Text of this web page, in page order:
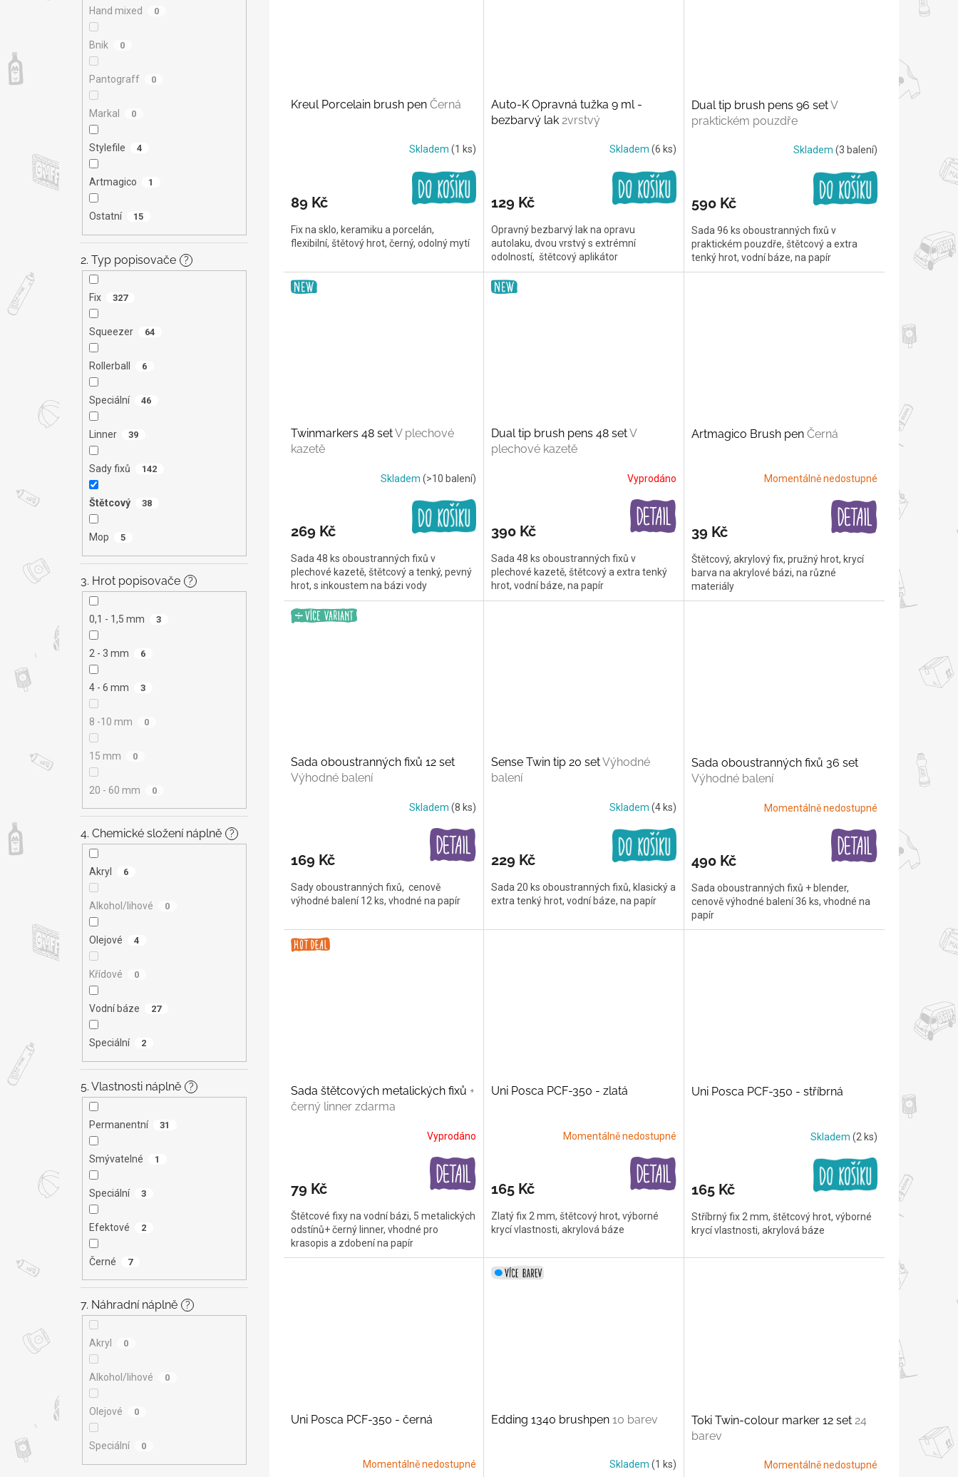
Hand mixed 0
Bnik 0
Pantograff 0
Markal 0
Stylefile 4
Artmagico 1
Ostatní 15
2. Typ popisovače ?
Fix 327
Squeezer 64
Rollerball 6
Speciální 46
Linner 39
Sady fixů 142
Štětcový 38
Mop 5
3. Hrot popisovače ?
0,1 - 1,5 mm 3
2 - 3 mm 6
4 - 6 mm 3
8 -10 mm 0
15 mm 0
20 - 60 mm 0
4. Chemické složení náplně ?
Akryl 6
Alkohol/lihové 0
Olejové 4
Křídové 0
Vodní báze 27
Speciální 2
5. Vlastnosti náplně ?
Permanentní 31
Smývatelné 1
Speciální 3
Efektové 2
Černé 7
7. Náhradní náplně ?
Akryl 0
Alkohol/lihové 0
Olejové 0
Speciální 0
Kreul Porcelain brush pen Černá
Skladem (1 ks)
89 Kč
Fix na sklo, keramiku a porcelán,
flexibilní, štětový hrot, černý, odolný mytí
Auto-K Opravná tužka 9 ml -
bezbarvý lak 2vrstvý
Skladem (6 ks)
129 Kč
Opravný bezbarvý lak na opravu
autolaku, dvou vrstvý s extrémní
odolností, štětcový aplikátor
Dual tip brush pens 96 setV
praktickém pouzdře
Skladem (3 balení)
590 Kč
Sada 96 ks oboustranných fixů v
praktickém pouzdře, štětcový a extra
tenký hrot, vodní báze, na papír
Twinmarkers 48 setV plechové
kazetě
Skladem (>10 balení)
269 Kč
Sada 48 ks oboustranných fixů v
plechové kazetě, štětcový a tenký, pevný
hrot, s inkoustem na bázi vody
Dual tip brush pens 48 setV
plechové kazetě
Vyprodáno
390 Kč
Sada 48 ks oboustranných fixů v
plechové kazetě, štětcový a extra tenký
hrot, vodní báze, na papír
Artmagico Brush pen Černá
Momentálně nedostupné
39 Kč
Štětcový, akrylový fix, pružný hrot, krycí
barva na akrylové bázi, na různé
materiály
Sada oboustranných fixů 12 set
Výhodné balení
Skladem (8 ks)
169 Kč
Sady oboustranných fixů, cenově
výhodné balení 12 ks, vhodné na papír
Sense Twin tip 20 setVýhodné
balení
Skladem (4 ks)
229 Kč
Sada 20 ks oboustranných fixů, klasický a
extra tenký hrot, vodní báze, na papír
Sada oboustranných fixů 36 set
Výhodné balení
Momentálně nedostupné
490 Kč
Sada oboustranných fixů + blender,
cenově výhodné balení 36 ks, vhodné na
papír
Sada štětcových metalických fixů +
černý linner zdarma
Vyprodáno
79 Kč
Štětcové fixy na vodní bázi, 5 metalických
odstínů+ černý linner, vhodné pro
krasopis a zdobení na papír
Uni Posca PCF-350 - zlatá
Momentálně nedostupné
165 Kč
Zlatý fix 2 mm, štětcový hrot, výborné
krycí vlastnosti, akrylová báze
Uni Posca PCF-350 - stříbrná
Skladem (2 ks)
165 Kč
Stříbrný fix 2 mm, štětcový hrot, výborné
krycí vlastnosti, akrylová báze
Uni Posca PCF-350 - černá
Momentálně nedostupné
Edding 1340 brushpen 10 barev
Skladem (1 ks)
Toki Twin-colour marker 12 set 24
barev
Momentálně nedostupné